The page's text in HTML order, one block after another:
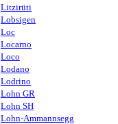
Litzirüti
Lobsigen
Loc
Locarno
Loco
Lodano
Lodrino
Lohn GR
Lohn SH
Lohn-Ammannsegg